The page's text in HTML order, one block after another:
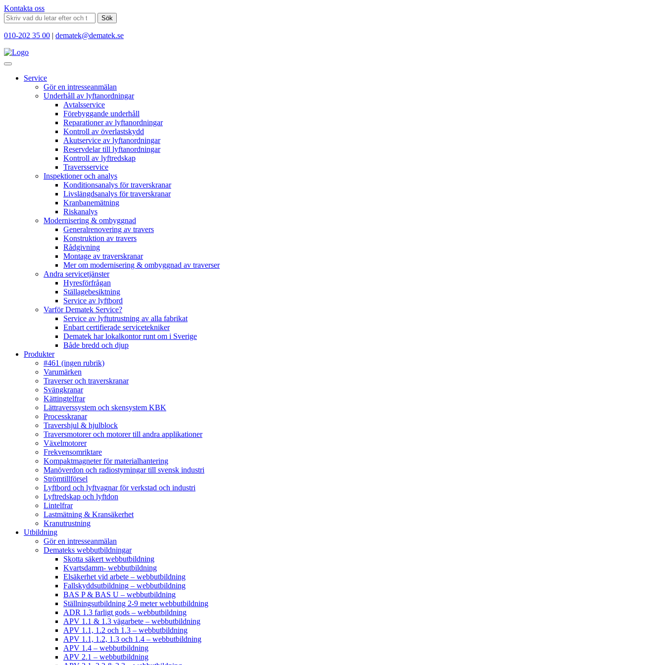
Kontakta oss
Sök
010-202 35 00 | dematek@dematek.se
Service
Gör en intresseanmälan
Underhåll av lyftanordningar
Avtalsservice
Förebyggande underhåll
Reparationer av lyftanordningar
Kontroll av överlastskydd
Akutservice av lyftanordningar
Reservdelar till lyftanordningar
Kontroll av lyftredskap
Traversservice
Inspektioner och analys
Konditionsanalys för traverskranar
Livslängdsanalys för traverskranar
Kranbanemätning
Riskanalys
Modernisering & ombyggnad
Generalrenovering av travers
Konstruktion av travers
Rådgivning
Montage av traverskranar
Mer om modernisering & ombyggnad av traverser
Andra servicetjänster
Hyresförfrågan
Ställagebesiktning
Service av lyftbord
Varför Dematek Service?
Service av lyftutrustning av alla fabrikat
Enbart certifierade servicetekniker
Dematek har lokalkontor runt om i Sverige
Både bredd och djup
Produkter
#461 (ingen rubrik)
Varumärken
Traverser och traverskranar
Svängkranar
Kättingtelfrar
Lättraverssystem och skensystem KBK
Processkranar
Travershjul & hjulblock
Traversmotorer och motorer till andra applikationer
Växelmotorer
Frekvensomriktare
Kompaktmagneter för materialhantering
Manöverdon och radiostyrningar till svensk industri
Strömtillförsel
Lyftbord och lyftvagnar för verkstad och industri
Lyftredskap och lyftdon
Lintelfrar
Lastmätning & Kransäkerhet
Kranutrustning
Utbildning
Gör en intresseanmälan
Demateks webbutbildningar
Skotta säkert webbutbildning
Kvartsdamm- webbutbildning
Elsäkerhet vid arbete – webbutbildning
Fallskyddsutbildning – webbutbildning
BAS P & BAS U – webbutbildning
Ställningsutbildning 2-9 meter webbutbildning
ADR 1.3 farligt gods – webbutbildning
APV 1.1 & 1.3 vägarbete – webbutbildning
APV 1.1, 1.2 och 1.3 – webbutbildning
APV 1.1, 1.2, 1.3 och 1.4 – webbutbildning
APV 1.4 – webbutbildning
APV 2.1 – webbutbildning